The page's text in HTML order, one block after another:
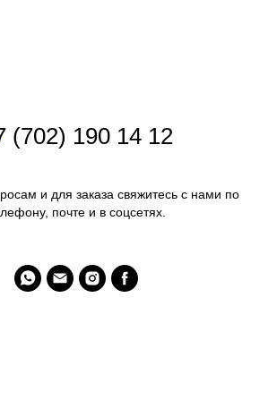
(702) 190 14 12
и для заказа свяжитесь с нами по
почте и в соцсетях.